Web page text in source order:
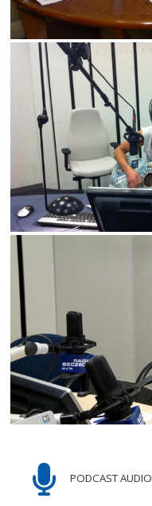
PODCAST AUDIO